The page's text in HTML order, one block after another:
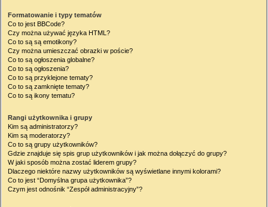
Formatowanie i typy tematów
Co to jest BBCode?
Czy można używać języka HTML?
Co to są są emotikony?
Czy można umieszczać obrazki w poście?
Co to są ogłoszenia globalne?
Co to są ogłoszenia?
Co to są przyklejone tematy?
Co to są zamknięte tematy?
Co to są ikony tematu?
Rangi użytkownika i grupy
Kim są administratorzy?
Kim są moderatorzy?
Co to są grupy użytkowników?
Gdzie znajduje się spis grup użytkowników i jak można dołączyć do grupy?
W jaki sposób można zostać liderem grupy?
Dlaczego niektóre nazwy użytkowników są wyświetlane innymi kolorami?
Co to jest “Domyślna grupa użytkownika”?
Czym jest odnośnik “Zespół administracyjny”?